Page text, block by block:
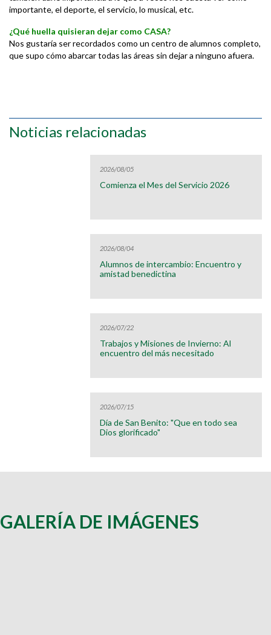
importante, el deporte, el servicio, lo musical, etc.
¿Qué huella quisieran dejar como CASA?
Nos gustaría ser recordados como un centro de alumnos completo,
que supo cómo abarcar todas las áreas sin dejar a ninguno afuera.
Noticias relacionadas
2026/08/05
Comienza el Mes del Servicio 2026
2026/08/04
Alumnos de intercambio: Encuentro y
amistad benedictina
2026/07/22
Trabajos y Misiones de Invierno: Al
encuentro del más necesitado
2026/07/15
Día de San Benito: "Que en todo sea
Dios glorificado"
GALERÍA DE IMÁGENES